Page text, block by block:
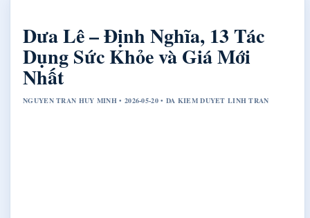
Dưa Lê – Định Nghĩa, 13 Tác
Dụng Sức Khỏe và Giá Mới
Nhất
NGUYEN TRAN HUY MINH • 2026-05-20 • DA KIEM DUYET LINH TRAN